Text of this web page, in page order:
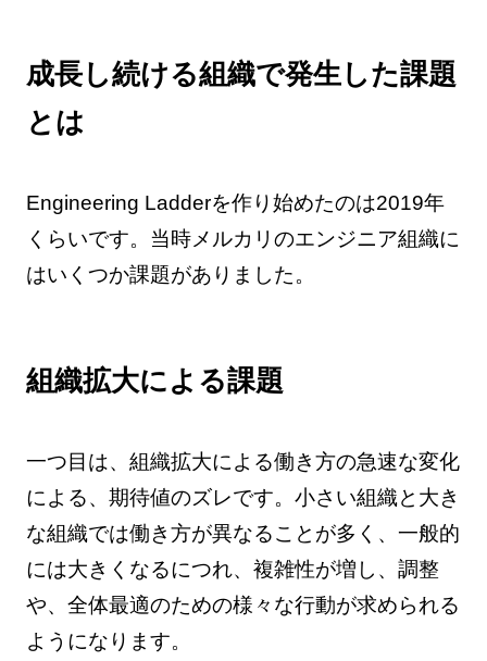
成長し続ける組織で発生した課題
とは
Engineering Ladderを作り始めたのは2019年
くらいです。当時メルカリのエンジニア組織に
はいくつか課題がありました。
組織拡大による課題
一つ目は、組織拡大による働き方の急速な変化
による、期待値のズレです。小さい組織と大き
な組織では働き方が異なることが多く、一般的
には大きくなるにつれ、複雑性が増し、調整
や、全体最適のための様々な行動が求められる
ようになります。